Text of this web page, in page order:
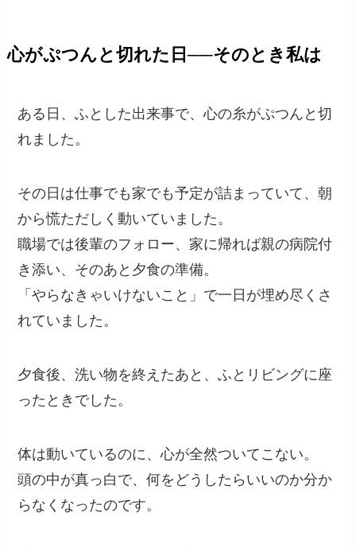
心がぷつんと切れた日──そのとき私は
ある日、ふとした出来事で、心の糸がぷつんと切
れました。
その日は仕事でも家でも予定が詰まっていて、朝
から慌ただしく動いていました。
職場では後輩のフォロー、家に帰れば親の病院付
き添い、そのあと夕食の準備。
「やらなきゃいけないこと」で一日が埋め尽くさ
れていました。
夕食後、洗い物を終えたあと、ふとリビングに座
ったときでした。
体は動いているのに、心が全然ついてこない。
頭の中が真っ白で、何をどうしたらいいのか分か
らなくなったのです。